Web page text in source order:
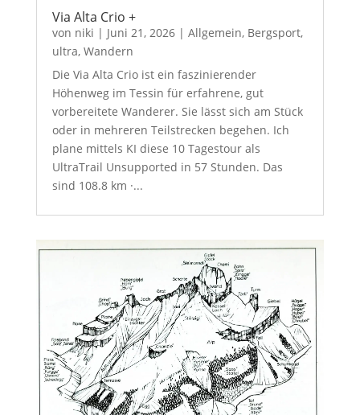
Via Alta Crio +
von niki | Juni 21, 2026| Allgemein, Bergsport,
ultra, Wandern
Die Via Alta Crio ist ein faszinierender
Höhenweg im Tessin für erfahrene, gut
vorbereitete Wanderer. Sie lässt sich am Stück
oder in mehreren Teilstrecken begehen. Ich
plane mittels KI diese 10 Tagestour als
UltraTrail Unsupported in 57 Stunden. Das
sind 108.8 km ·...